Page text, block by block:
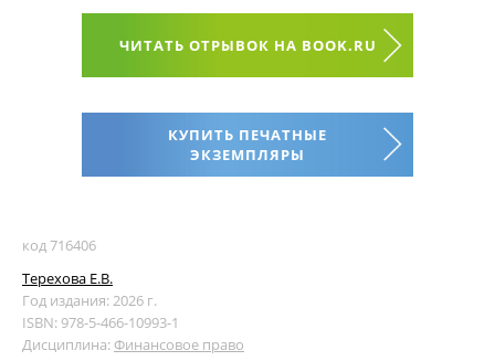
ЧИТАТЬ ОТРЫВОК НА BOOK.RU
КУПИТЬ ПЕЧАТНЫЕ
ЭКЗЕМПЛЯРЫ
код 716406
Терехова Е.В.
Год издания: 2026 г.
ISBN: 978-5-466-10993-1
Дисциплина: Финансовое право